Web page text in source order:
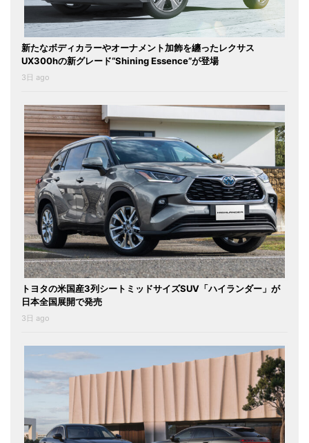
新たなボディカラーやオーナメント加飾を纏ったレクサス
UX300hの新グレード“Shining Essence”が登場
3日 ago
トヨタの米国産3列シートミッドサイズSUV「ハイランダー」が
日本全国展開で発売
3日 ago